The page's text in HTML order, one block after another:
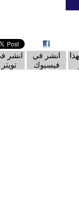
انشر في
فيسبوك
انشر
تويتر